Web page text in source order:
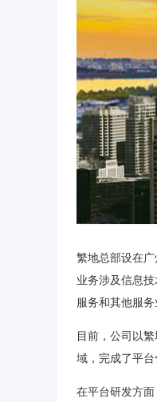
繁地总部设在广
业务涉及信息
服务和其他服
目前，公司以
域，完成了平台
在平台研发方面